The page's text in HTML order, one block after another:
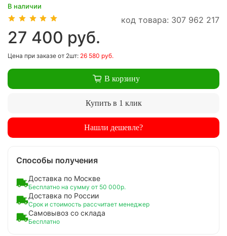
В наличии
код товара: 307 962 217
27 400 руб.
Цена при заказе от 2шт: 26 580 руб.
В корзину
Купить в 1 клик
Нашли дешевле?
Способы получения
Доставка по Москве
Бесплатно на сумму от 50 000р.
Доставка по России
Срок и стоимость рассчитает менеджер
Самовывоз со склада
Бесплатно